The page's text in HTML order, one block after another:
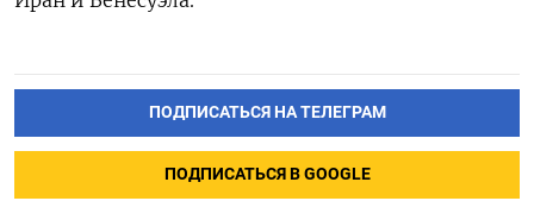
ПОДПИСАТЬСЯ НА ТЕЛЕГРАМ
ПОДПИСАТЬСЯ В GOOGLE